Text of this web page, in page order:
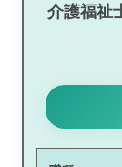
介護福祉